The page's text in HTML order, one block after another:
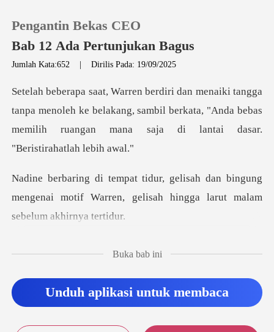
0
Pengisian Ulang
Keluar
Pengantin Bekas CEO
Bab 12 Ada Pertunjukan Bagus
Jumlah Kata:652 |Dirilis Pada: 19/09/2025
a menoleh ke belakang, sambil berkata, "Anda bebas
memilih ru
an bingung
mengenai motif Warren, gelisah h
Buka bab ini
Unduh aplikasi untuk membaca